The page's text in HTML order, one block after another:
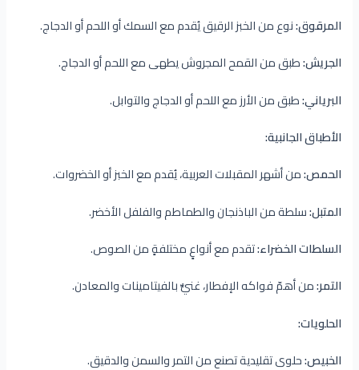
المرقوق:نوع من الخبز الرقيق يُقدم مع السمك أو اللحم أو الدجاج.
الجريش:طبق من القمح المجروش يطهى مع اللحم أو الدجاج.
البرياني:طبق من الأرز مع اللحم أو الدجاج والتوابل.
الأطباق الجانبية:
الحمص:من أشهر المقبلات العربية، يُقدم مع الخبز أو الخضروات.
المتبل:سلطة من الباذنجان والطماطم والفلفل الأخضر.
السلطات الخضراء:تقدم مع أنواعٍ مختلفةٍ من الصوص.
التمر:من أهمّ فواكه الإفطار، غنيٌّ بالفيتامينات والمعادن.
الحلويات:
الخبيص:حلوى تقليدية تصنع من التمر والسمن والدقيق.